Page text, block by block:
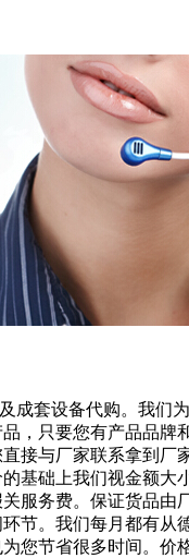
成套设备代购。我们
，只要您有产品品牌
接与厂家联系拿到厂
基础上我们视金额大
服务费。保证货品由
环节。我们每月都有从
您节省很多时间。价